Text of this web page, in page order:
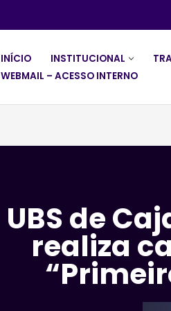
INÍCIO INSTITUCIONAL
WEBMAIL – ACESSO INTERNO
UBS de
realiza